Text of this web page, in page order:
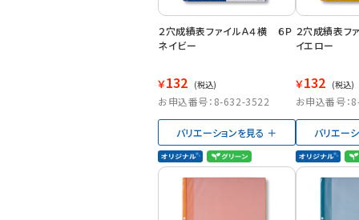
２穴成績表ファイルＡ４横 ６Ｐ
ネイビー
￥132 (税込)
お申込番号：8-632-3522
バリエーションを見る
２穴成績表フ
イエロー
￥132 (税込)
お申込番号
バリエー